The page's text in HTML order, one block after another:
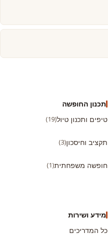
תכנון החופשה
טיפים ותכנון טיול(19)
תקציב וחיסכון(3)
חופשה משפחתית(1)
מידע ושירות
כל המדריכים